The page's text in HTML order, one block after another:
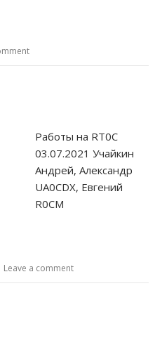
Работы на RT0C
03.07.2021 Учайкин
Андрей, Александр
UA0CDX, Евгений
R0CM
Leave a comment